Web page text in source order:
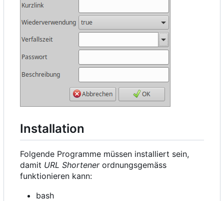
Installation
Folgende Programme müssen installiert sein,
damit URL Shortenerordnungsgemäss
funktionieren kann:
bash